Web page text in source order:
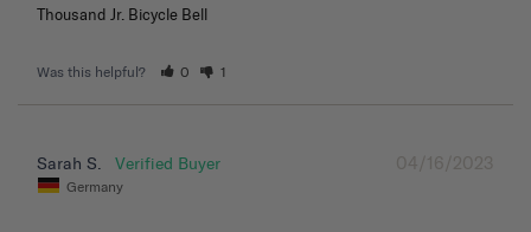
Thousand Jr. Bicycle Bell
Was this helpful? 0 1
04/16/2023
Sarah S.
Germany